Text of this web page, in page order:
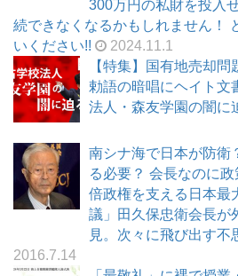
300万円の私財を投入
続できなくなるかもしれません！
いください!!
2024.11.1
【特集】国有地売却
勅語の暗唱にヘイト文
法人・森友学園の闇に
南シナ海で日本が防衛
る必要？ 会長なのに
倍政権を支える日本最
議」田久保忠衛会長が
見。次々に飛び出す不
2016.7.14